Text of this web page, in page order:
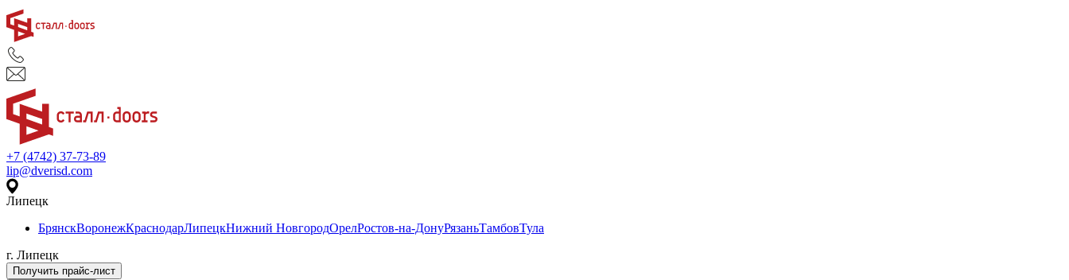
+7 (4742) 37-73-89
lip@dverisd.com
Липецк
БрянскВоронежКраснодарЛипецкНижний НовгородОрелРостов-на-ДонуРязаньТамбовТула
г. Липецк
Получить прайс-лист